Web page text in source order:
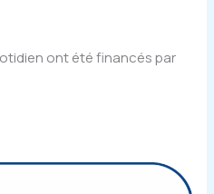
ont été financés par